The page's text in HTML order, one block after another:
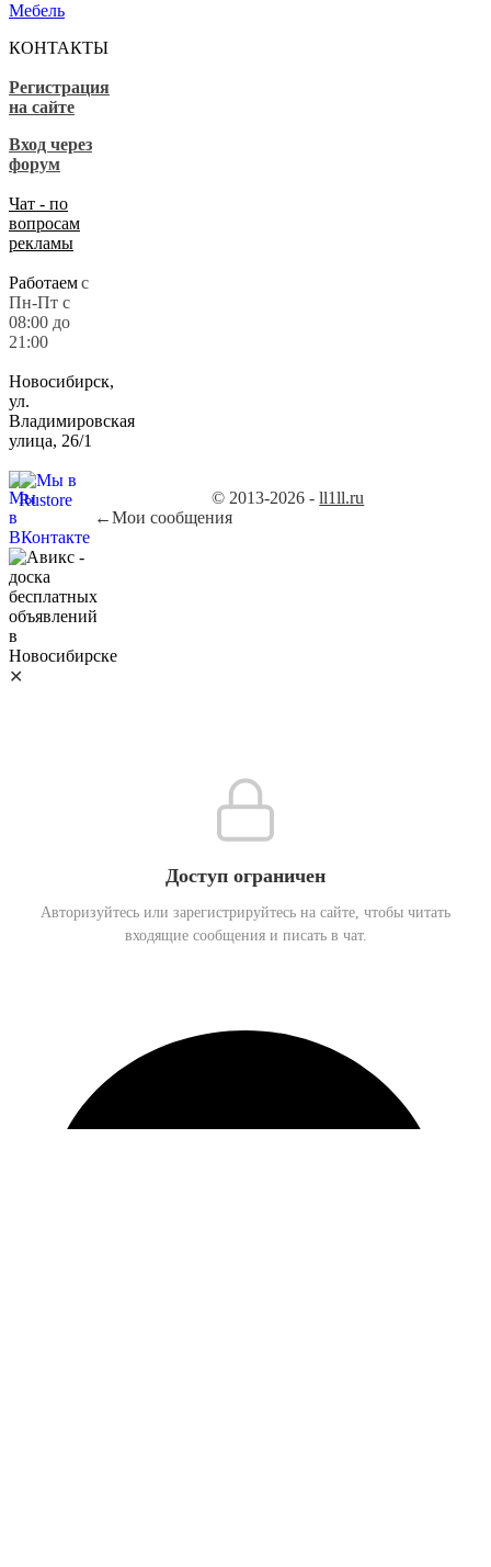
Мебель
КОНТАКТЫ
Регистрация
на сайте
Вход через
форум
Чат - по
вопросам
рекламы
Работаемс
Пн-Пт с
08:00 до
21:00
Новосибирск,
ул.
Владимировская
улица, 26/1
© 2013-2026 -ll1ll.ru
←Мои сообщения
✕
Доступ ограничен
Авторизуйтесь или зарегистрируйтесь на сайте, чтобы читать
входящие сообщения и писать в чат.